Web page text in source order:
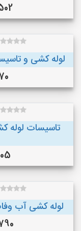
لوله کشی و
تاسیسات لوله
لوله کشی آب